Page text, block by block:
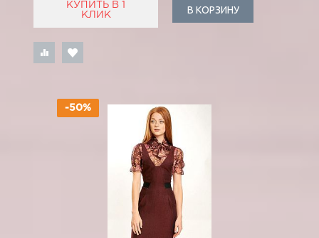
КУПИТЬ В 1
КЛИК
В КОРЗИНУ
-50%